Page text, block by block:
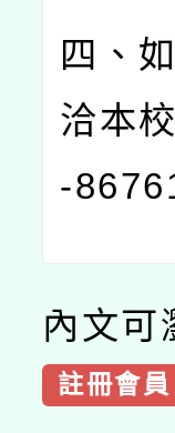
四、
洽本
-
內文可
註冊會員